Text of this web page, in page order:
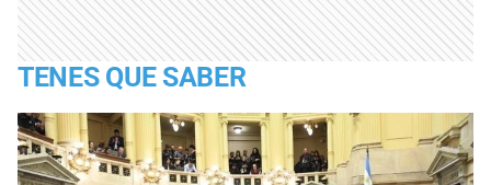
TENES QUE SABER